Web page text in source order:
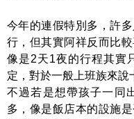
今年的連假特別多，許
行，但其實阿祥反而比
像是2天1夜的行程其實
定，對於一般上班族來說
不過若是想帶孩子一同
多，像是飯店本的設施